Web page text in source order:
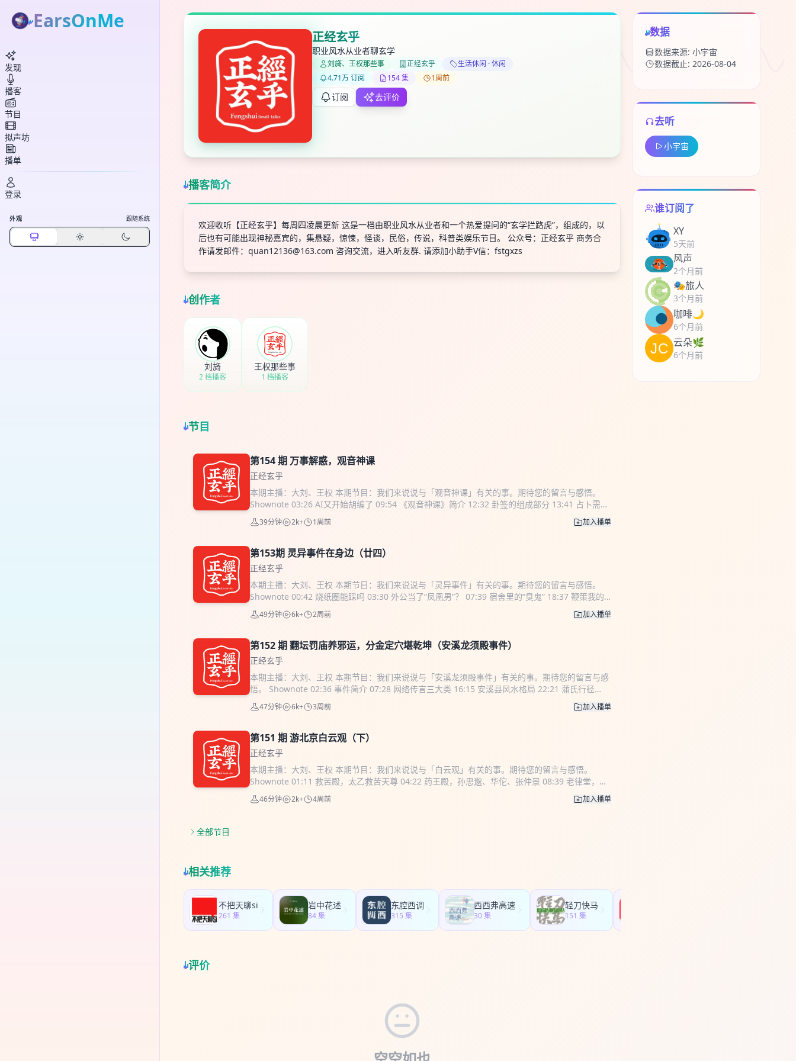
正经玄乎
职业风水从业者聊玄学
刘旖、王权那些事 正经玄乎
生活休闲 · 休闲
4.71万 订阅
154 集 1周前
订阅 去评价
播客简介
欢迎收听【正经玄乎】每周四凌晨更新 这是一档由职业风水从业者和一个热爱提问的“玄学拦路虎”，组成的，以
后也有可能出现神秘嘉宾的，集悬疑，惊悚，怪谈，民俗，传说，科普类娱乐节目。 公众号：正经玄乎 商务合
作请发邮件： quan12136@163.com 咨询交流，进入听友群. 请添加小助手V信：fstgxzs
创作者
刘旖
2 档播客
王权那些事
1 档播客
节目
第154 期 万事解惑，观音神课
正经玄乎
本期主播：大刘、王权 本期节目：我们来说说与「观音神课」有关的事。期待您的留言与感悟。
Shownote 03:26 AI又开始胡编了 09:54 《观音神课》简介 12:32 卦签的组成部分 13:41 占卜需要
的物品 14:19 占卜的禁忌 18:09 占卜流程 商务合作请发邮件：
咨询交流，
进入听友群，请添加小助手V信：fstgxzs
39分钟 2k+ 1周前 加入播单
第153期 灵异事件在身边（廿四）
正经玄乎
本期主播：大刘、王权 本期节目：我们来说说与「灵异事件」有关的事。期待您的留言与感悟。
Shownote 00:42 烧纸圈能踩吗 03:30 外公当了“凤凰男”？ 07:39 宿舍里的“臭鬼” 18:37 鞭策我的
爷爷 24:11 三个经历 41:11 预示 45:17 商务合作请发邮件：
咨询交流，进
入听友群，请添加小助手V信：fstgxzs
49分钟 6k+ 2周前 加入播单
第152 期 翻坛罚庙养邪运，分金定穴堪乾坤（安溪龙须殿事件）
正经玄乎
本期主播：大刘、王权 本期节目：我们来说说与「安溪龙须殿事件」有关的事。期待您的留言与感
悟。 Shownote 02:36 事件简介 07:28 网络传言三大类 16:15 安溪县风水格局 22:21 蒲氏行径
27:58 龙须殿蒲氏墓葬群的风水 35:29 为什么雷劈龙须殿 商务合作请发邮件：
quan12136@163.com
47分钟 6k+ 3周前 加入播单
第151 期 游北京白云观（下）
正经玄乎
本期主播：大刘、王权 本期节目：我们来说说与「白云观」有关的事。期待您的留言与感悟。
Shownote 01:11 救苦殿，太乙救苦天尊 04:22 药王殿，孙思邈、华佗、张仲景 08:39 老律堂，王
常月 14:22 三星殿，福禄寿三星 21:12 邱祖殿，邱处机 25:02 四御三清殿， 34:41 慈航殿，慈航真
人 35:30 真武殿，真武大帝 35:56 雷祖殿，九天应元雷声普化天尊 36:42 元君殿，碧霞元君 37:05
46分钟 2k+ 4周前 加入播单
全部节目
相关推荐
不把天聊si
261 集
岩中花述
84 集
东腔西调
315 集
西西弗高速
30 集
轻刀快马
151 集
评价
数据
数据来源: 小宇宙
数据截止: 2026-08-04
去听
小宇宙
谁订阅了
XY
5天前
风声
2个月前
🎭旅人
3个月前
咖啡🌙
6个月前
云朵🌿
6个月前
打分
键盘下留人
高
取消 确定
删除确认
EarsOnMe
发现
播客
节目
拟声坊
播单
登录
外观 跟随系统
加入播单